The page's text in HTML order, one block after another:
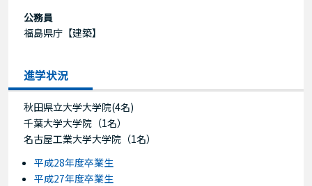
公務員
福島県庁【建築】
進学状況
秋田県立大学大学院(4名)
千葉大学大学院（1名）
名古屋工業大学大学院（1名）
平成28年度卒業生
平成27年度卒業生